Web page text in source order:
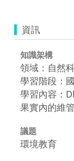
資訊
知識架構
領域：自然
學習階段：
學習內容：
果實內的維
議題
環境教育